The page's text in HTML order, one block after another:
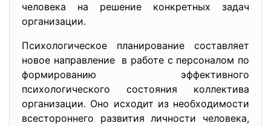
человека на решение конкретных задач
организации.
Психологическое планирование составляет
новое направление в работе с персоналом по
формированию эффективного
психологического состояния коллектива
организации. Оно исходит из необходимости
всестороннего развития личности человека,